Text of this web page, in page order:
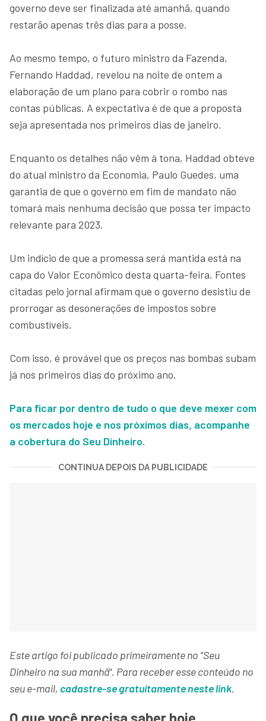
governo deve ser finalizada até amanhã, quando
restarão apenas três dias para a posse.
Ao mesmo tempo, o futuro ministro da Fazenda,
Fernando Haddad, revelou na noite de ontem a
elaboração de um plano para cobrir o rombo nas
contas públicas. A expectativa é de que a proposta
seja apresentada nos primeiros dias de janeiro.
Enquanto os detalhes não vêm à tona, Haddad obteve
do atual ministro da Economia, Paulo Guedes, uma
garantia de que o governo em fim de mandato não
tomará mais nenhuma decisão que possa ter impacto
relevante para 2023.
Um indício de que a promessa será mantida está na
capa do Valor Econômico desta quarta-feira. Fontes
citadas pelo jornal afirmam que o governo desistiu de
prorrogar as desonerações de impostos sobre
combustíveis.
Com isso, é provável que os preços nas bombas subam
já nos primeiros dias do próximo ano.
Para ficar por dentro de tudo o que deve mexer com
os mercados hoje e nos próximos dias, acompanhe
a cobertura do Seu Dinheiro.
CONTINUA DEPOIS DA PUBLICIDADE
Este artigo foi publicado primeiramente no "Seu
Dinheiro na sua manhã". Para receber esse conteúdo no
seu e-mail, cadastre-se gratuitamente neste link.